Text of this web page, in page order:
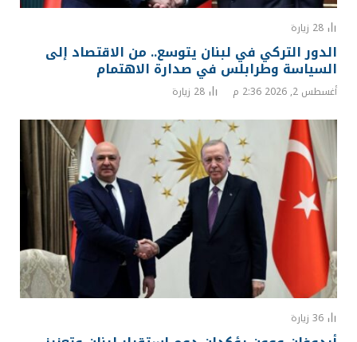
28 زيارة
الدور التركي في لبنان يتوسع.. من الاقتصاد إلى
السياسة وطرابلس في صدارة الاهتمام
أغسطس 2, 2026 2:36 م 28 زيارة
36 زيارة